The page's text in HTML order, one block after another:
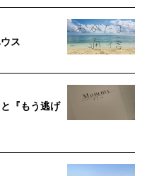
ス
『もう逃げ